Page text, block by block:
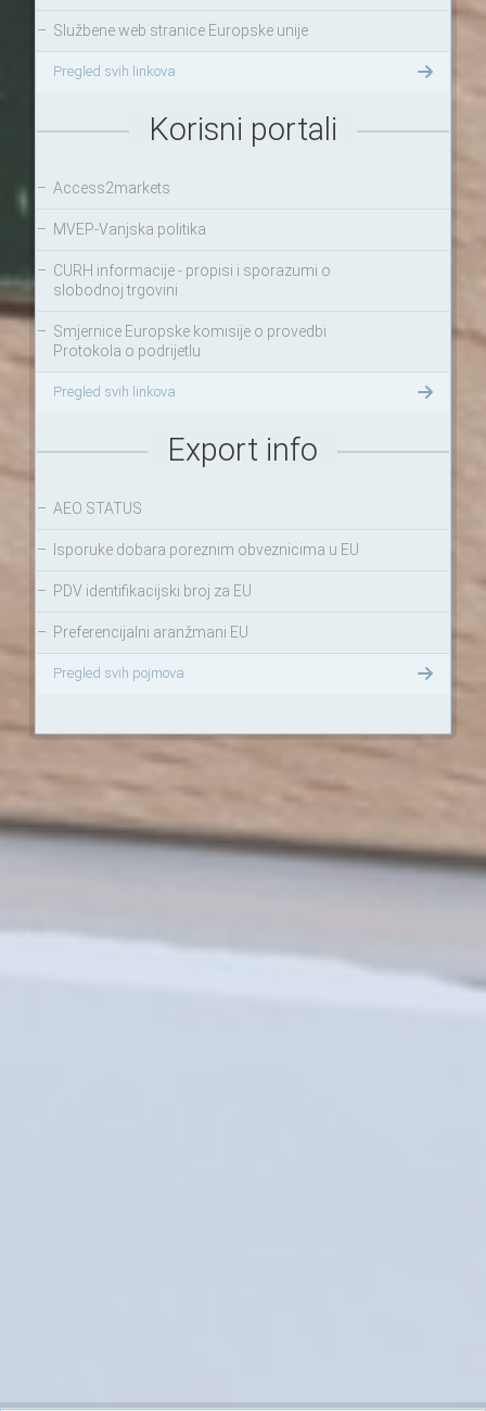
– Službene web stranice Europske unije
Pregled svih linkova
Korisni portali
– Access2markets
– MVEP-Vanjska politika
– CURH informacije - propisi i sporazumi o
slobodnoj trgovini
– Smjernice Europske komisije o provedbi
Protokola o podrijetlu
Pregled svih linkova
Export info
– AEO STATUS
– Isporuke dobara poreznim obveznicima u EU
– PDV identifikacijski broj za EU
– Preferencijalni aranžmani EU
Pregled svih pojmova